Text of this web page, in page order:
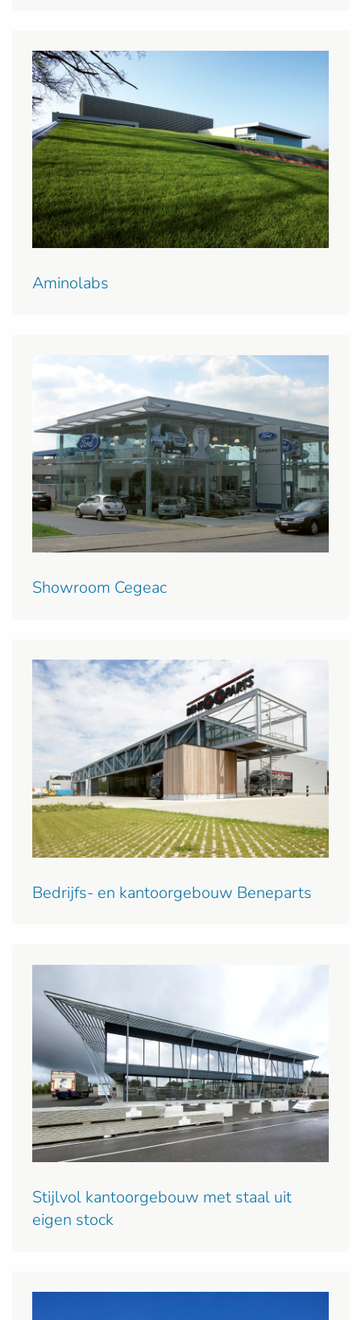
Aminolabs
Showroom Cegeac
Bedrijfs- en kantoorgebouw Beneparts
Stijlvol kantoorgebouw met staal uit
eigen stock